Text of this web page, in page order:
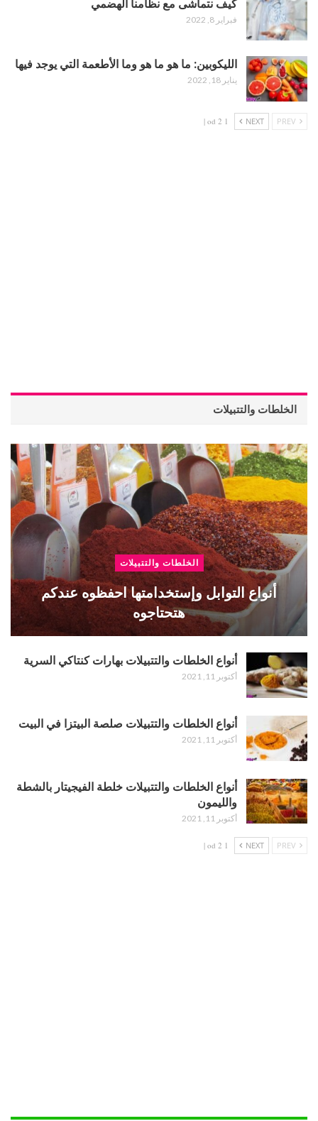
كيف نتماشى مع نظامنا الهضمي
فبراير 8, 2022
الليكوبين: ما هو ما هو وما الأطعمة التي يوجد فيها
يناير 18, 2022
NEXT
1 od 2 |
الخلطات والتتبيلات
الخلطات والتتبيلات
أنواع التوابل وإستخدامتها احفظوه عندكم
هتحتاجوه
أنواع الخلطات والتتبيلات بهارات كنتاكي السرية
أكتوبر 11, 2021
أنواع الخلطات والتتبيلات صلصة البيتزا في البيت
أكتوبر 11, 2021
أنواع الخلطات والتتبيلات خلطة الفيجيتار بالشطة
والليمون
أكتوبر 11, 2021
NEXT
1 od 2 |